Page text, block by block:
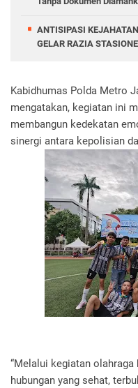
ANTISIPASI
GELAR RAZIA
Kabidhumas Polda Metro
mengatakan, kegiatan ini
membangun kedekatan
sinergi antara kepolisian
“Melalui kegiatan
hubungan yang sehat,